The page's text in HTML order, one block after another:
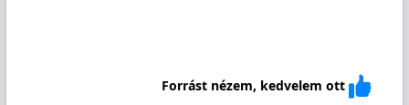
Forrást nézem, kedvelem ott